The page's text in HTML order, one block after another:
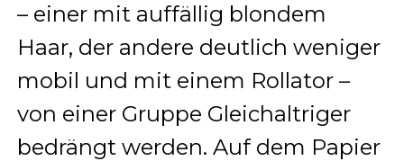
– einer mit auffällig blondem
Haar, der andere deutlich weniger
mobil und mit einem Rollator –
von einer Gruppe Gleichaltriger
bedrängt werden. Auf dem Papier